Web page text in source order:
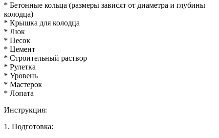
* Бетонные кольца (размеры зависят от диаметра и глубины
колодца)
* Крышка для колодца
* Люк
* Песок
* Цемент
* Строительный раствор
* Рулетка
* Уровень
* Мастерок
* Лопата
Инструкция:
1. Подготовка: